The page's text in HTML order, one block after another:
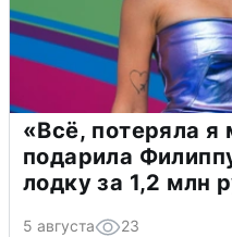
«Всё, потеряла
подарила
лодку за 1,2 млн
5 августа 23